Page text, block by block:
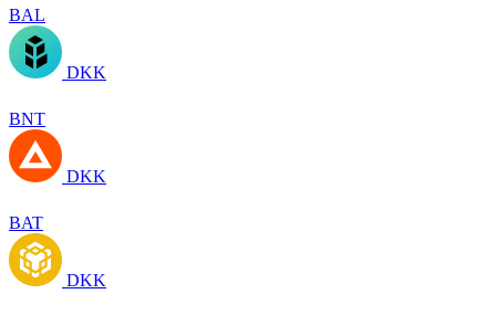
BAL
DKK
BNT
DKK
BAT
DKK